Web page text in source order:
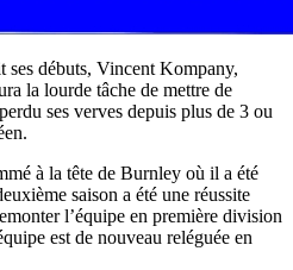
ses débuts, Vincent Kompany,
la lourde tâche de mettre de
ses verves depuis plus de 3 ou
à la tête de Burnley où il a été
saison a été une réussite
l’équipe en première division
est de nouveau reléguée en